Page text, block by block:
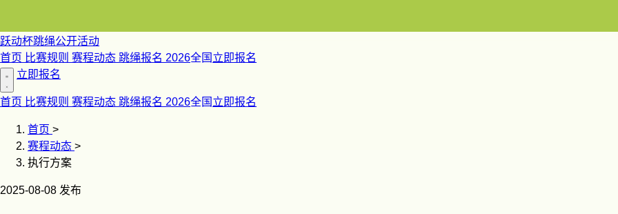
跃动杯跳绳公开活动
首页 比赛规则 赛程动态 跳绳报名 2026全国 立即报名
立即报名
首页 比赛规则 赛程动态 跳绳报名 2026全国 立即报名
首页 >
赛程动态 >
执行方案
2025-08-08 发布